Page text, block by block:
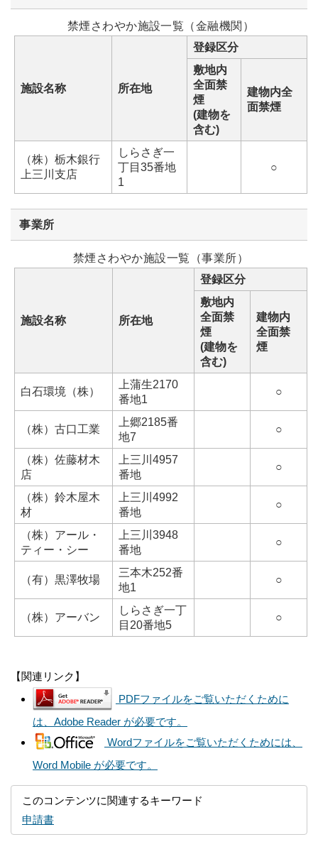
禁煙さわやか施設一覧（金融機関）
施設名称 所在地
登録区分
敷地内
全面禁
煙
(建物を
含む)
建物内全
面禁煙
（株）栃木銀行
上三川支店
しらさぎ一
丁目35番地
1
○
事業所
禁煙さわやか施設一覧（事業所）
施設名称 所在地
登録区分
敷地内
全面禁
煙
(建物を
含む)
建物内
全面禁
煙
白石環境（株）
上蒲生2170
番地1
○
（株）古口工業
上郷2185番
地7
○
（株）佐藤材木
店
上三川4957
番地
○
（株）鈴木屋木
材
上三川4992
番地
○
（株）アール・
ティー・シー
上三川3948
番地
○
（有）黒澤牧場
三本木252番
地1
○
（株）アーバン
しらさぎ一丁
目20番地5
○
【関連リンク】
PDFファイルをご覧いただくために
は、Adobe Reader が必要です。
Wordファイルをご覧いただくためには、
Word Mobile が必要です。
このコンテンツに関連するキーワード
申請書